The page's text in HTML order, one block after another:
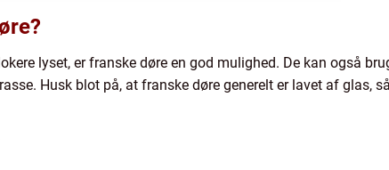
lyset, er franske døre en god mulighed. De kan også
Husk blot på, at franske døre generelt er lavet af glas,